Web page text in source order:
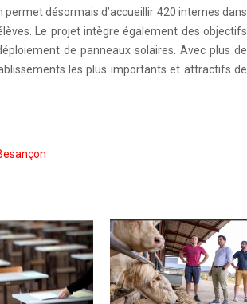
désormais d’accueillir 420 internes dans
Le projet intègre également des objectifs
de panneaux solaires. Avec plus de
les plus importants et attractifs de